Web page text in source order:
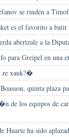
se rinden a
es el favorito a batir
abertzale a la
para Greipel en una
xauk?�
quinta plaza
de los equipos de
Huarte ha sido